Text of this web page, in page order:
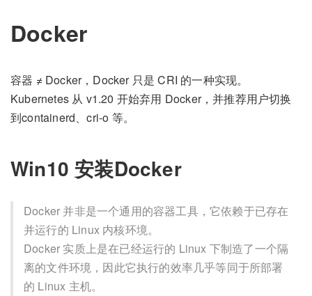
Docker
容器 ≠ Docker，Docker 只是 CRI 的一种实现。
Kubernetes 从 v1.20 开始弃用 Docker，并推荐用户切换
到containerd、cri-o 等。
Win10 安装Docker
Docker 并非是一个通用的容器工具，它依赖于已存在
并运行的 Linux 内核环境。
Docker 实质上是在已经运行的 Linux 下制造了一个隔
离的文件环境，因此它执行的效率几乎等同于所部署
的 Linux 主机。